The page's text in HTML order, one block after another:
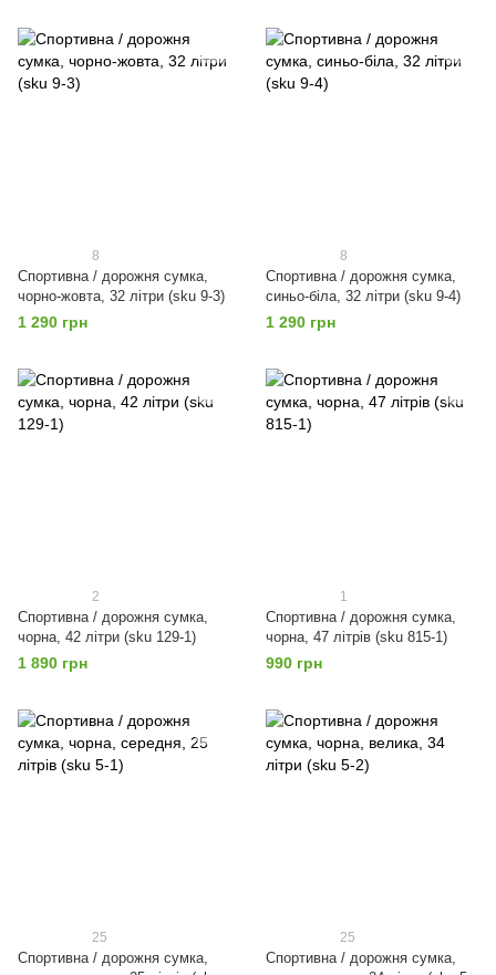
8
Спортивна / дорожня сумка,
чорно-жовта, 32 літри (sku 9-3)
1 290 грн
8
Спортивна / дорожня сумка,
синьо-біла, 32 літри (sku 9-4)
1 290 грн
2
Спортивна / дорожня сумка,
чорна, 42 літри (sku 129-1)
1 890 грн
1
Спортивна / дорожня сумка,
чорна, 47 літрів (sku 815-1)
990 грн
25
Спортивна / дорожня сумка,
25
Спортивна / дорожня сумка,